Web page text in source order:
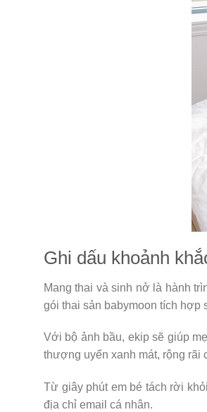
Ghi dấu khoảnh
Mang thai và sinh nở là hành
gói thai sản babymoon tích hợp
Với bộ ảnh bầu, ekip sẽ giúp
thượng uyển xanh mát, rộng rãi
Từ giây phút em bé tách rời
địa chỉ email cá nhân.